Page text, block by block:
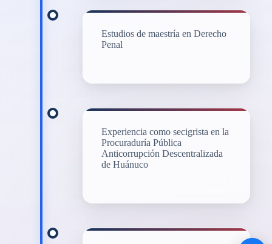
Estudios de maestría en Derecho
Penal
Experiencia como secigrista en la
Procuraduría Pública
Anticorrupción Descentralizada
de Huánuco